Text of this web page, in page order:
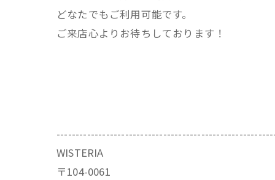
どなたでもご利用可能です。
ご来店心よりお待ちしております！
WISTERIA
〒104-0061